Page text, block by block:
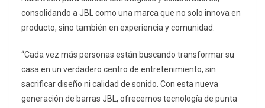
consolidando a JBL como una marca que no solo innova en
producto, sino también en experiencia y comunidad.
“Cada vez más personas están buscando transformar su
casa en un verdadero centro de entretenimiento, sin
sacrificar diseño ni calidad de sonido. Con esta nueva
generación de barras JBL, ofrecemos tecnología de punta